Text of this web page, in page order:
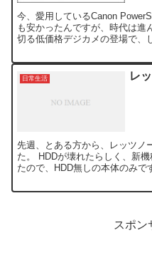
今、愛用しているCanon
も安かったんですが、時代は進
切る低価格デジカメの登場で、
日常生活 レ
先週、とある方から、レッツノ
た。 HDDが壊れたらしく、新
たので、HDD無しの本体のみで
スポン